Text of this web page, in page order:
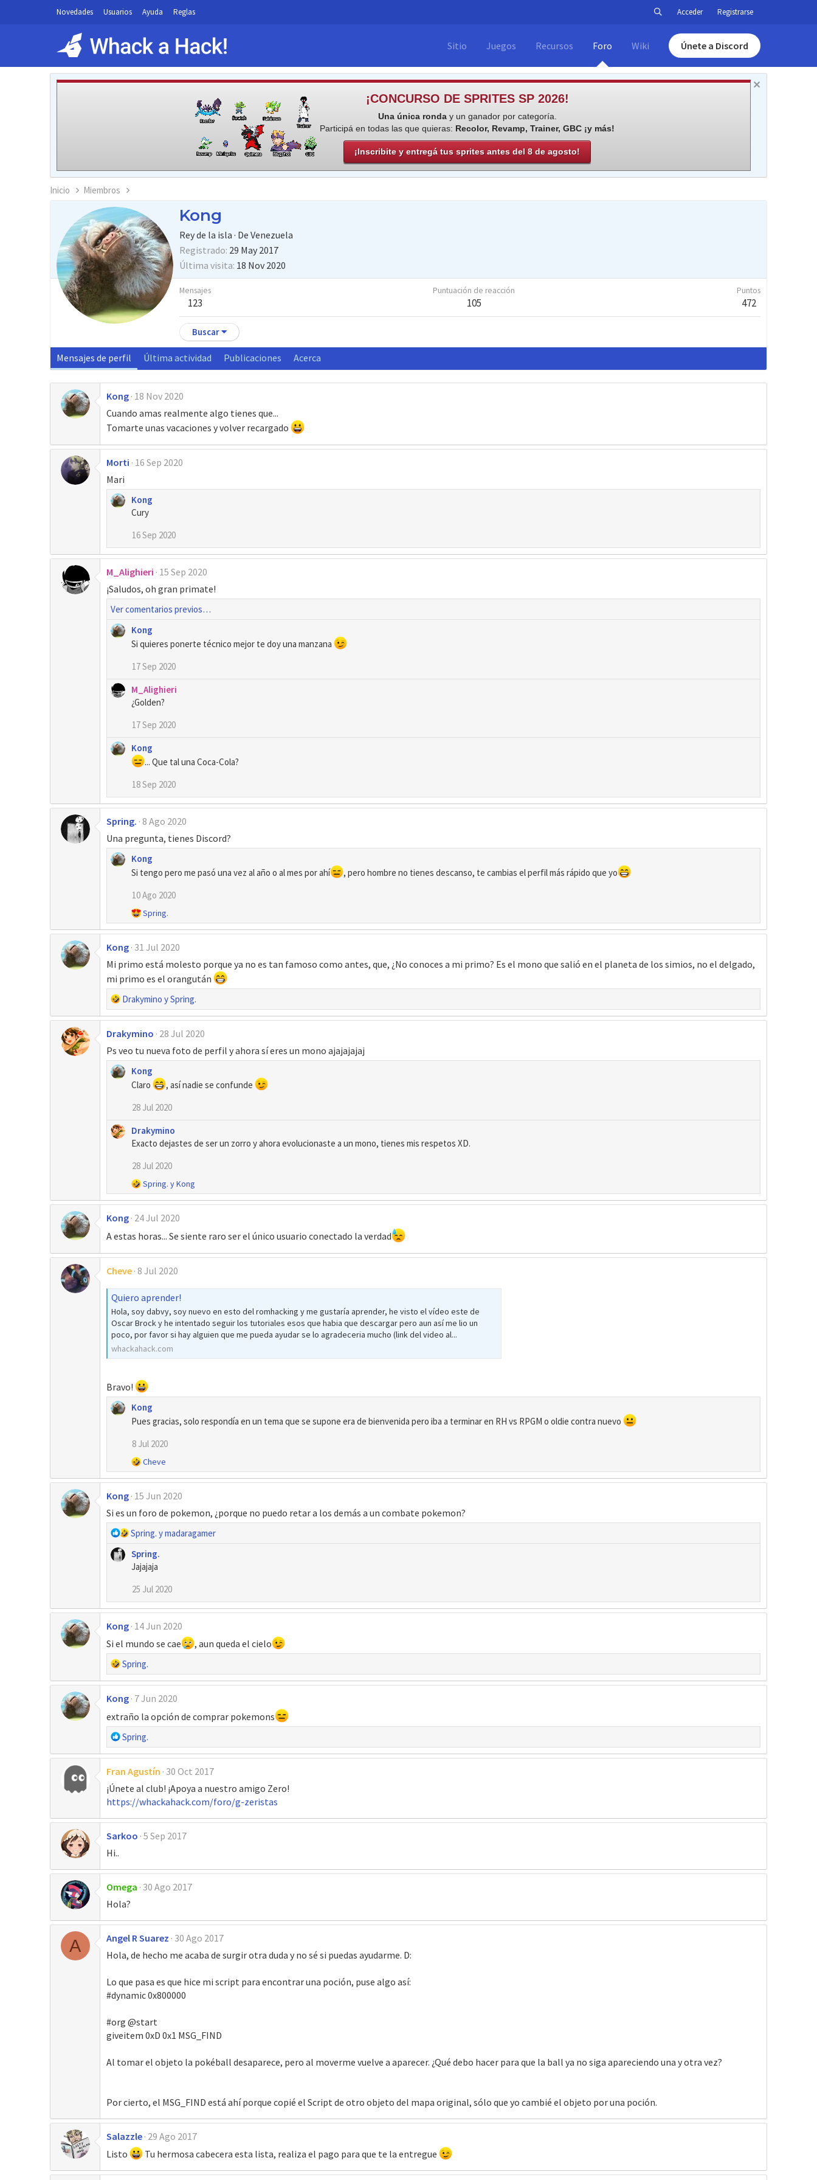
Novedades Usuarios Ayuda Reglas Acceder Registrarse
Sitio Juegos Recursos Foro Wiki Únete a Discord
¡CONCURSO DE SPRITES SP 2026!
Una única ronday un ganador por categoría.
Participá en todas las que quieras: Recolor, Revamp, Trainer, GBC ¡y más!
¡Inscribite y entregá tus sprites antes del 8 de agosto!
Inicio Miembros
Kong
Rey de la isla · De Venezuela
Registrado 29 May 2017
Última visita 18 Nov 2020
Mensajes
123
Puntuación de reacción
105
Puntos
472
Buscar
Mensajes de perfil Última actividad Publicaciones Acerca
Kong 18 Nov 2020
Cuando amas realmente algo tienes que...
Tomarte unas vacaciones y volver recargado
Morti 16 Sep 2020
Mari
Kong
Cury
16 Sep 2020
M_Alighieri 15 Sep 2020
¡Saludos, oh gran primate!
Ver comentarios previos…
Kong
Si quieres ponerte técnico mejor te doy una manzana
17 Sep 2020
M_Alighieri
¿Golden?
17 Sep 2020
Kong
... Que tal una Coca-Cola?
18 Sep 2020
Spring. 8 Ago 2020
Una pregunta, tienes Discord?
Kong
Si tengo pero me pasó una vez al año o al mes por ahí
, pero hombre no tienes descanso, te cambias el perfil más rápido que yo
10 Ago 2020
R
e
a
i
o
e
s
Spring.
Kong 31 Jul 2020
Mi primo está molesto porque ya no es tan famoso como antes, que, ¿No conoces a mi primo? Es el mono que salió en el planeta de los simios, no el delgado,
mi primo es el orangután
R
e
a
c
c
i
o
:
Drakymino ySpring.
Drakymino 28 Jul 2020
Ps veo tu nueva foto de perfil y ahora sí eres un mono ajajajajaj
Kong
Claro
, así nadie se confunde
28 Jul 2020
Drakymino
Exacto dejastes de ser un zorro y ahora evolucionaste a un mono, tienes mis respetos XD.
28 Jul 2020
R
e
a
c
i
o
e
:
Spring. yKong
Kong 24 Jul 2020
A estas horas... Se siente raro ser el único usuario conectado la verdad
Cheve 8 Jul 2020
Quiero aprender!
Hola, soy dabvy, soy nuevo en esto del romhacking y me gustaría aprender, he visto el vídeo este de
Oscar Brock y he intentado seguir los tutoriales esos que habia que descargar pero aun así me lio un
poco, por favor si hay alguien que me pueda ayudar se lo agradeceria mucho (link del video al...
whackahack.com
Bravo!
Kong
Pues gracias, solo respondía en un tema que se supone era de bienvenida pero iba a terminar en RH vs RPGM o oldie contra nuevo
8 Jul 2020
R
e
a
c
i
o
e
s
Cheve
Kong 15 Jun 2020
Si es un foro de pokemon, ¿porque no puedo retar a los demás a un combate pokemon?
R
a
c
c
o
s
:
Spring. ymadaragamer
Spring.
Jajajaja
25 Jul 2020
Kong 14 Jun 2020
Si el mundo se cae
, aun queda el cielo
R
e
a
c
c
i
o
n
s
:
Spring.
Kong 7 Jun 2020
extraño la opción de comprar pokemons
R
e
a
c
c
i
n
e
Spring.
Fran Agustín 30 Oct 2017
¡Únete al club! ¡Apoya a nuestro amigo Zero!
https://whackahack.com/foro/g-zeristas
Sarkoo 5 Sep 2017
Hi..
Omega 30 Ago 2017
Hola?
A Angel R Suarez 30 Ago 2017
Hola, de hecho me acaba de surgir otra duda y no sé si puedas ayudarme. D:
Lo que pasa es que hice mi script para encontrar una poción, puse algo así:
#dynamic 0x800000
#org @start
giveitem 0xD 0x1 MSG_FIND
Al tomar el objeto la pokéball desaparece, pero al moverme vuelve a aparecer. ¿Qué debo hacer para que la ball ya no siga apareciendo una y otra vez?
Por cierto, el MSG_FIND está ahí porque copié el Script de otro objeto del mapa original, sólo que yo cambié el objeto por una poción.
Salazzle 29 Ago 2017
Listo
Tu hermosa cabecera esta lista, realiza el pago para que te la entregue